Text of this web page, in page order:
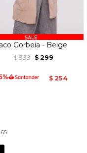
Gorbeia - Beige
$ 999 $ 299
$ 254
65